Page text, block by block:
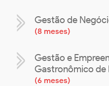
Gestão de
(8 meses)
Gestão e
Gastronômico de
(6 meses)